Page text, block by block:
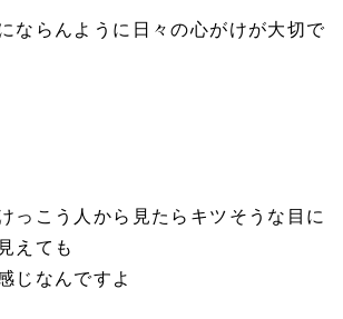
ならんように日々の心がけが大切で
っこう人から見たらキツそうな目に
えても
じなんですよ